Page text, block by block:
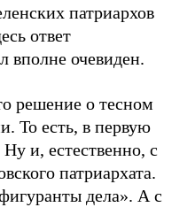
патриархов
ответ
вполне очевиден.
решение о тесном
То есть, в первую
и, естественно, с
патриархата.
дела». А с